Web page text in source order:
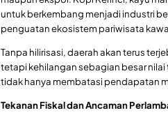
untuk berkembang menjadi industri
penguatan ekosistem pariwisata
Tanpa hilirisasi, daerah akan terus
tetapi kehilangan sebagian besar
tidak hanya membatasi pendapatan
Tekanan Fiskal dan Ancaman